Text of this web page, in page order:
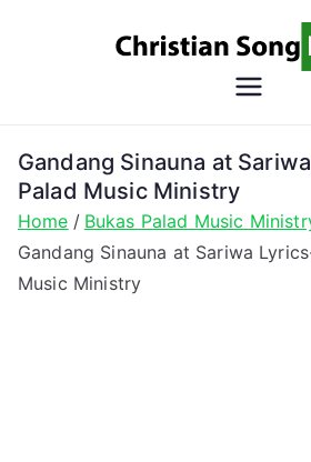
Gandang Sinauna at
Palad Music Ministry
Home
Bukas Palad Music
Gandang Sinauna at Sariwa
Music Ministry